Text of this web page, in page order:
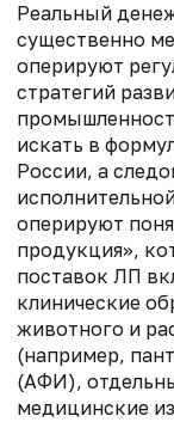
Реальный
существенно
оперируют
стратегий
искать в
России, а
оперируют
продукция»,
поставок ЛП
клинические
животного и
(например,
(АФИ),
медицинские